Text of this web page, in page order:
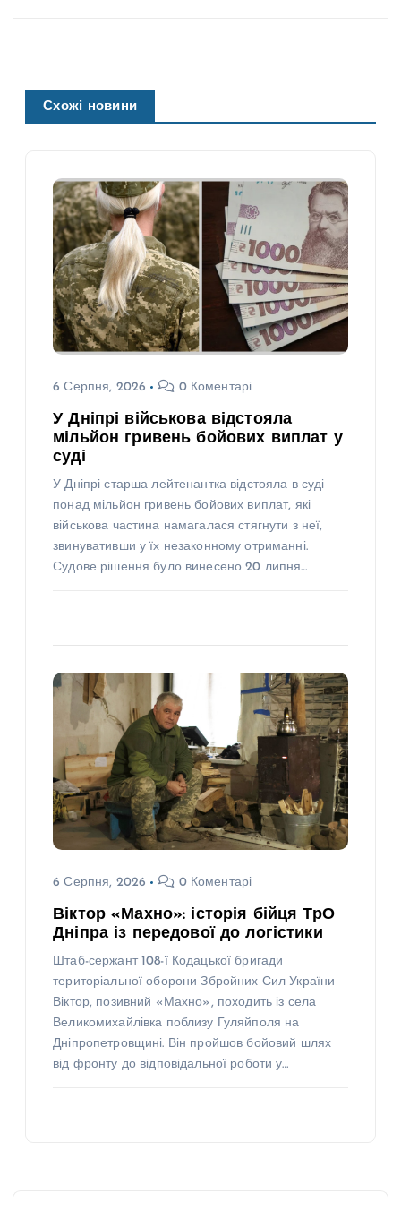
Схожі новини
6 Серпня, 2026 0 Коментарі
У Дніпрі військова відстояла
мільйон гривень бойових виплат у
суді
У Дніпрі старша лейтенантка відстояла в суді
понад мільйон гривень бойових виплат, які
військова частина намагалася стягнути з неї,
звинувативши у їх незаконному отриманні.
Судове рішення було винесено 20 липня…
6 Серпня, 2026 0 Коментарі
Віктор «Махно»: історія бійця ТрО
Дніпра із передової до логістики
Штаб-сержант 108-ї Кодацької бригади
територіальної оборони Збройних Сил України
Віктор, позивний «Махно», походить із села
Великомихайлівка поблизу Гуляйполя на
Дніпропетровщині. Він пройшов бойовий шлях
від фронту до відповідальної роботи у…